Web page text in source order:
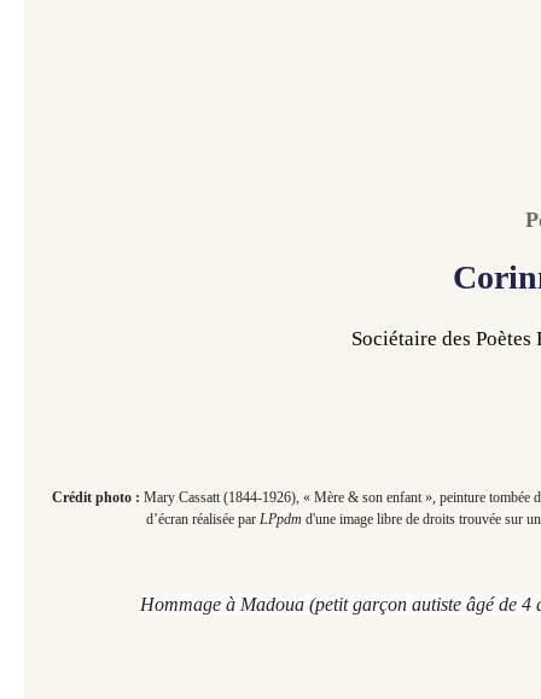
Sociétaire des
Crédit photo : Mary Cassatt (1844-1926), « Mère & son enfant », peinture tombée
d’écran réalisée par LPpdm d'une image libre de droits trouvée sur
Hommage à Madoua (petit garçon autiste âgé de 4